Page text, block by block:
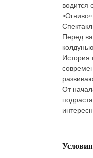
водится
«Огниво»
Перед
История
От
Условия